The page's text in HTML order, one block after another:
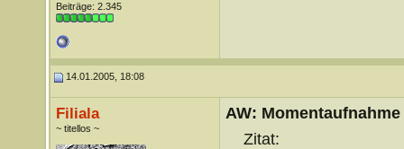
Beiträge: 2.345
14.01.2005, 18:08
Filiala
~ titellos ~
AW: Momentaufnahme
Zitat: